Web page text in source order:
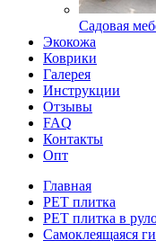
Садовая
Экокожа
Коврики
Галерея
Инструкции
Отзывы
FAQ
Контакты
Опт
Главная
РЕТ плитка
РЕТ плитка в
Самоклеящаяся